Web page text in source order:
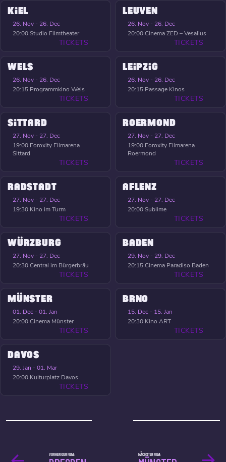
KIEL
26. Nov - 26. Dec
20:00Studio Filmtheater
TICKETS
LEUVEN
26. Nov - 26. Dec
20:00Cinema ZED – Vesalius
TICKETS
WELS
26. Nov - 26. Dec
20:15 Programmkino Wels
TICKETS
LEIPZIG
26. Nov - 26. Dec
20:15 Passage Kinos
TICKETS
SITTARD
27. Nov - 27. Dec
19:00 Foroxity Filmarena
Sittard
TICKETS
ROERMOND
27. Nov - 27. Dec
19:00 Foroxity Filmarena
Roermond
TICKETS
RADSTADT
27. Nov - 27. Dec
19:30 Kino im Turm
TICKETS
AFLENZ
27. Nov - 27. Dec
20:00Sublime
TICKETS
WÜRZBURG
27. Nov - 27. Dec
20:30Central im Bürgerbräu
TICKETS
BADEN
29. Nov - 29. Dec
20:15Cinema Paradiso Baden
TICKETS
MÜNSTER
01. Dec - 01. Jan
20:00Cinema Münster
TICKETS
BRNO
15. Dec - 15. Jan
20:30 Kino ART
TICKETS
DAVOS
29. Jan - 01. Mar
20:00 Kulturplatz Davos
TICKETS
NÄCHSTER FILM:
VORHERIGER FILM: